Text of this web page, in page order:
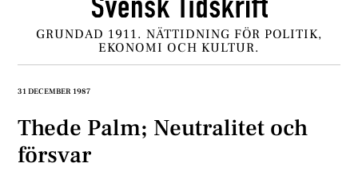
GRUNDAD 1911. NÄTTIDNING FÖR POLITIK,
EKONOMI OCH KULTUR.
31 DECEMBER 1987
Thede Palm; Neutralitet och
försvar